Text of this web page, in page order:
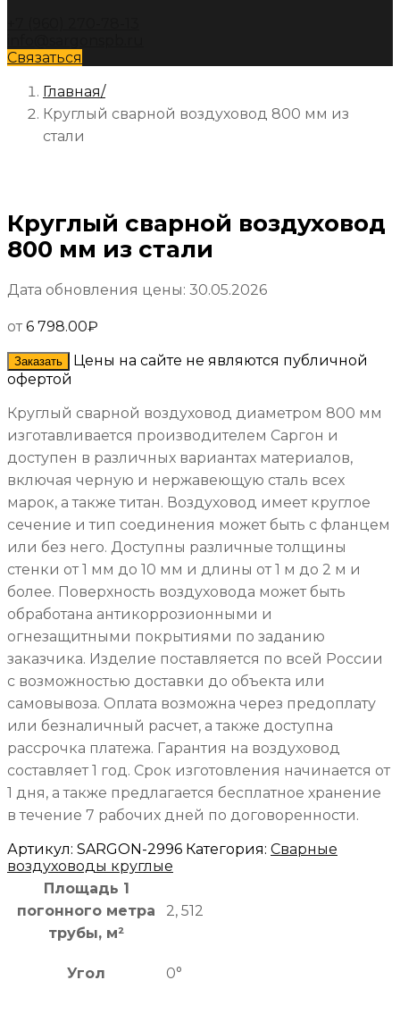
Связаться
Главная
Круглый сварной воздуховод 800 мм из
стали
Круглый сварной воздуховод
800 мм из стали
Дата обновления цены: 30.05.2026
от 6 798.00₽
Заказать
Цены на сайте не являются публичной
офертой
Круглый сварной воздуховод диаметром 800 мм
изготавливается производителем Саргон и
доступен в различных вариантах материалов,
включая черную и нержавеющую сталь всех
марок, а также титан. Воздуховод имеет круглое
сечение и тип соединения может быть с фланцем
или без него. Доступны различные толщины
стенки от 1 мм до 10 мм и длины от 1 м до 2 м и
более. Поверхность воздуховода может быть
обработана антикоррозионными и
огнезащитными покрытиями по заданию
заказчика. Изделие поставляется по всей России
с возможностью доставки до объекта или
самовывоза. Оплата возможна через предоплату
или безналичный расчет, а также доступна
рассрочка платежа. Гарантия на воздуховод
составляет 1 год. Срок изготовления начинается от
1 дня, а также предлагается бесплатное хранение
в течение 7 рабочих дней по договоренности.
Артикул: SARGON-2996 Категория: Сварные
воздуховоды круглые
Площадь 1
погонного метра
трубы, м²
2, 512
Угол 0°